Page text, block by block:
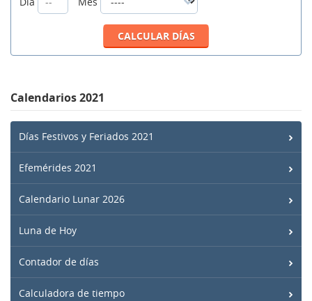
Calendarios 2021
Días Festivos y Feriados 2021
Efemérides 2021
Calendario Lunar 2026
Luna de Hoy
Contador de días
Calculadora de tiempo